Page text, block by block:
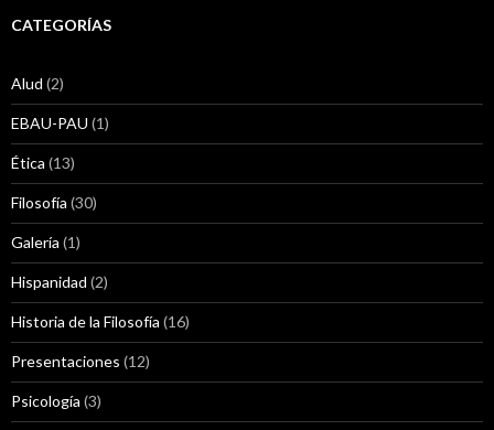
CATEGORÍAS
Alud (2)
EBAU-PAU (1)
Ética (13)
Filosofía (30)
Galería (1)
Hispanidad (2)
Historia de la Filosofía (16)
Presentaciones (12)
Psicología (3)